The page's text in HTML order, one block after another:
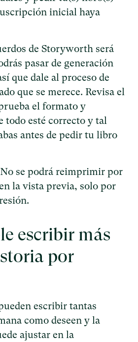
inicial haya
de Storyworth será
pasar de generación
que dale al proceso de
que se merece. Revisa el
el formato y
todo esté correcto y tal
antes de pedir tu libro
No se podrá reimprimir por
la vista previa, solo por
escribir más
por
escribir tantas
como deseen y la
ajustar en la